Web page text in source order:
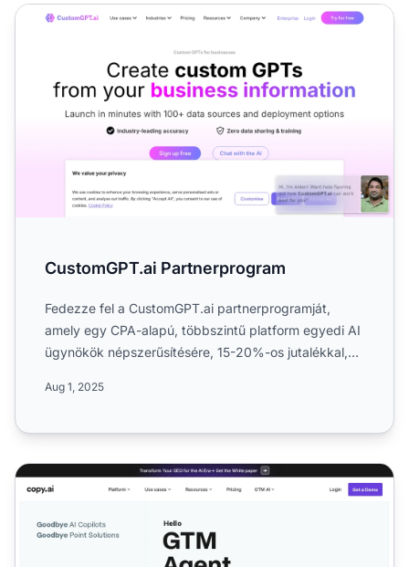
CustomGPT.ai Partnerprogram
CustomGPT.ai Partnerprogram
Fedezze fel a CustomGPT.ai partnerprogramját,
amely egy CPA-alapú, többszintű platform egyedi AI
ügynökök népszerűsítésére, 15-20%-os jutalékkal,
Aug 1, 2025
Copy.ai Partnerprogram